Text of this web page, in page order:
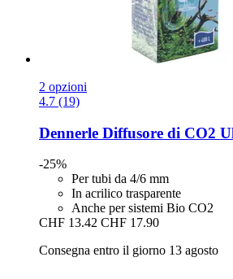
2 opzioni
4.7 (19)
Dennerle Diffusore di CO2
-25%
Per tubi da 4/6 mm
In acrilico trasparente
Anche per sistemi Bio CO2
CHF 13.42 CHF 17.90
Consegna entro il giorno 13 agosto